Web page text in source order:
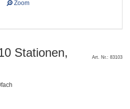
Zoom
Stationen,
Art. Nr.: 83103